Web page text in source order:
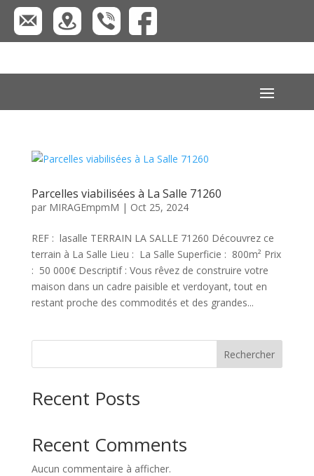
Parcelles viabilisées à La Salle 71260
par MIRAGEmpmM | Oct 25, 2024
REF : lasalle TERRAIN LA SALLE 71260 Découvrez ce
terrain à La Salle Lieu : La Salle Superficie : 800m² Prix
: 50 000€ Descriptif : Vous rêvez de construire votre
maison dans un cadre paisible et verdoyant, tout en
restant proche des commodités et des grandes...
Rechercher
Recent Posts
Recent Comments
Aucun commentaire à afficher.